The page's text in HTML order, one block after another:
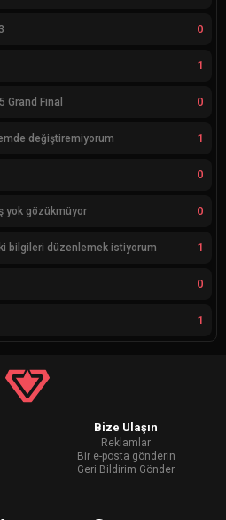
0
1
Grand Final 0
değiştiremiyorum 1
0
yok gözükmüyor 0
bilgileri düzenlemek istiyorum 1
0
1
Bize Ulaşın
Reklamlar
Bir e-posta gönderin
Geri Bildirim Gönder